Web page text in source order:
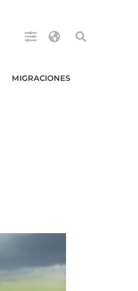
MIGRACIONES